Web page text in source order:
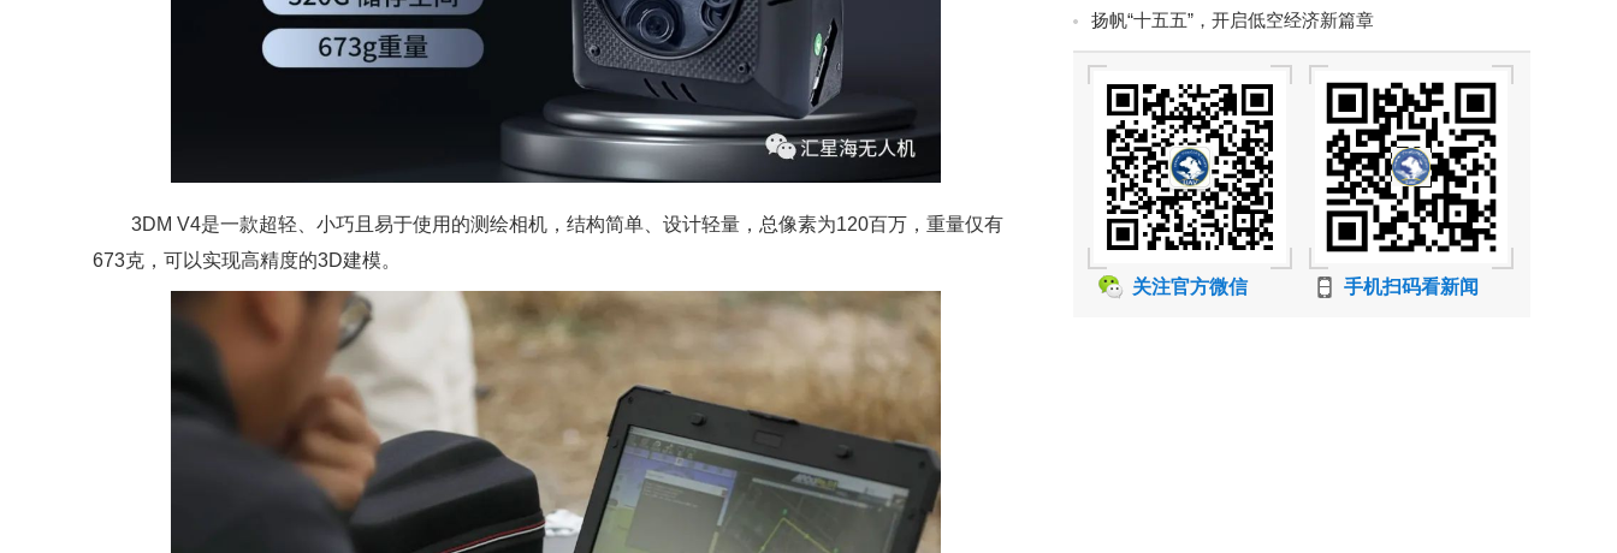
3DM V4是一款超轻、小巧且易于使用的测绘相机，结构简单、设计轻量，总像素为120百万，重量仅有
673克，可以实现高精度的3D建模。
题 国产卫星赋能全球森林碳汇核算
扬帆“十五五”，开启低空经济新篇章
关注官方微信 手机扫码看新闻